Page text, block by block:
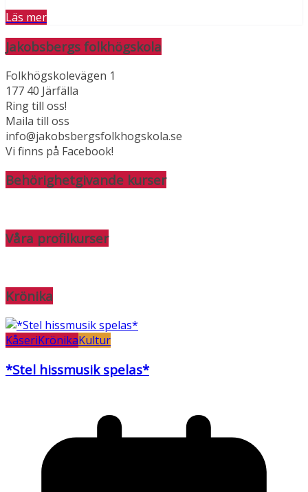
Läs mer
Jakobsbergs folkhögskola
Folkhögskolevägen 1
177 40 Järfälla
Ring till oss!
Maila till oss
info@jakobsbergsfolkhogskola.se
Vi finns på Facebook!
Behörighetgivande kurser
Våra profilkurser
Krönika
KåseriKrönikaKultur
*Stel hissmusik spelas*